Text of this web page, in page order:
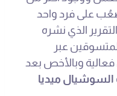
على فرد واحد
الذي نشره
المتسوقين عبر
فعالية وبالأخص بعد
السوشيال ميديا